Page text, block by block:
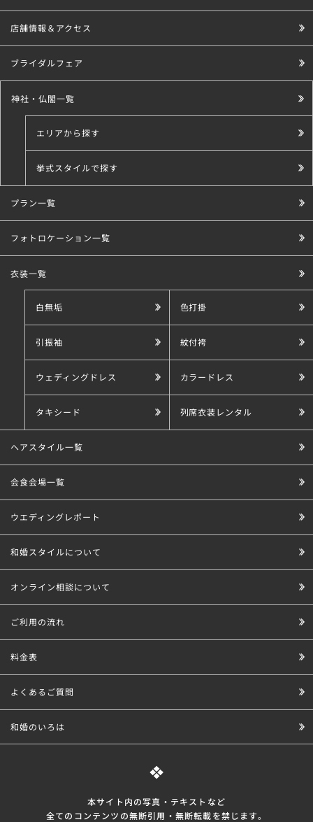
店舗情報＆アクセス
ブライダルフェア
神社・仏閣一覧
エリアから探す
挙式スタイルで探す
こだわり条件で探す
プラン一覧
フォトロケーション一覧
衣装一覧
白無垢 色打掛
引振袖 紋付袴
ウェディングドレス カラードレス
タキシード 列席衣装レンタル
ヘアスタイル一覧
会食会場一覧
ウエディングレポート
和婚スタイルについて
オンライン相談について
ご利用の流れ
料金表
よくあるご質問
和婚のいろは
本サイト内の写真・テキストなど
全てのコンテンツの無断引⽤・無断転載を禁じます。